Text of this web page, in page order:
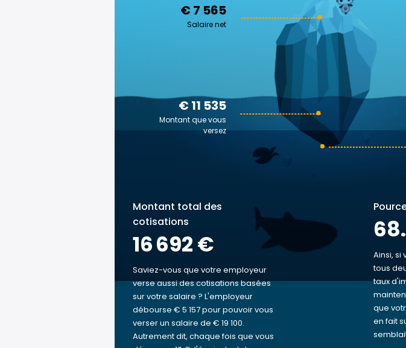
€ 7 565
Salaire net
€ 11 535
Montant que vous
versez
Montant total des
cotisations
16 692 €
Saviez-vous que votre employeur
verse aussi des cotisations basées
sur votre salaire ? L'employeur
débourse € 5 157 pour pouvoir vous
verser un salaire de € 19 100.
Autrement dit, chaque fois que vous
Ainsi, si
tous
taux
que
en fait